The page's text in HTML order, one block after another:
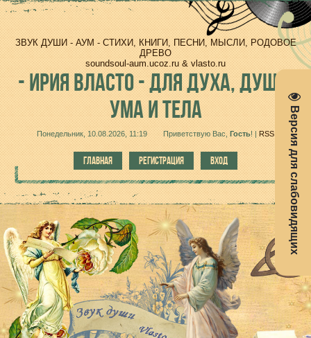
Версия для слабовидящих
ЗВУК ДУШИ - АУМ - СТИХИ, КНИГИ, ПЕСНИ, МЫСЛИ, РОДОВОЕ
ДРЕВО
soundsoul-aum.ucoz.ru & vlasto.ru
-ИРИЯ ВЛАСТО - ДЛЯ ДУХА, ДУШИ,
УМА И ТЕЛА
Понедельник, 10.08.2026, 11:19 Приветствую Вас Гость! | RSS
ГЛАВНАЯ РЕГИСТРАЦИЯ ВХОД